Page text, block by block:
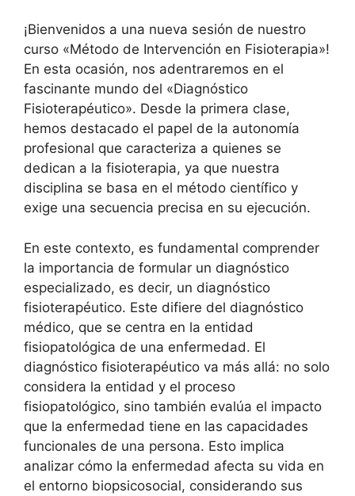
¡Bienvenidos a una nueva sesión de nuestro
curso «Método de Intervención en Fisioterapia»!
En esta ocasión, nos adentraremos en el
fascinante mundo del «Diagnóstico
Fisioterapéutico». Desde la primera clase,
hemos destacado el papel de la autonomía
profesional que caracteriza a quienes se
dedican a la fisioterapia, ya que nuestra
disciplina se basa en el método científico y
exige una secuencia precisa en su ejecución.
En este contexto, es fundamental comprender
la importancia de formular un diagnóstico
especializado, es decir, un diagnóstico
fisioterapéutico. Este difiere del diagnóstico
médico, que se centra en la entidad
fisiopatológica de una enfermedad. El
diagnóstico fisioterapéutico va más allá: no solo
considera la entidad y el proceso
fisiopatológico, sino también evalúa el impacto
que la enfermedad tiene en las capacidades
funcionales de una persona. Esto implica
analizar cómo la enfermedad afecta su vida en
el entorno biopsicosocial, considerando sus